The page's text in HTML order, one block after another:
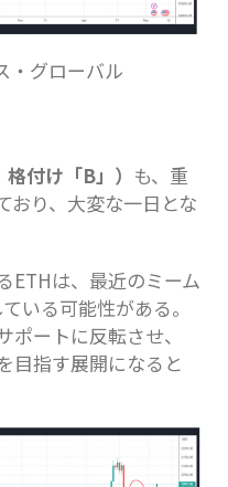
・グローバル
付け「B」） も、重
おり、大変な一日とな
ETHは、最近のミーム
いる可能性がある。
ートに反転させ、
目指す展開になると